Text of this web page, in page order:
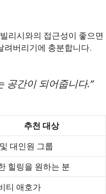
리시와의 접근성이 좋으면
려버리기에 충분합니다.
공간이 되어줍니다.”
추천 대상
대인원 그룹
힐링을 원하는 분
티 애호가